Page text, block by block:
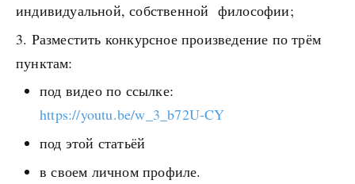
индивидуальной, собственной философии;
Разместить конкурсное произведение по трём
пунктам:
под видео по ссылке:
https://youtu.be/w_3_b72U-CY
под этой статьёй
в своем личном профиле.